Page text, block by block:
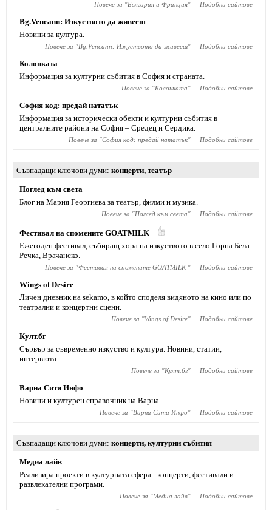
Повече за "България и Франция" Подобни сайтове
Bg.Vencann: Изкуството да живееш
Новини за култура.
Повече за "Bg.Vencann: Изкуството да живееш" Подобни сайтове
Колонката
Информация за културни събития в София и страната.
Повече за "Колонката" Подобни сайтове
София код: предай нататък
Информация за исторически обекти и културни събития в
централните райони на София – Средец и Сердика.
Повече за "София код: предай нататък" Подобни сайтове
Съвпадащи ключови думи концерти, театър
Поглед към света
Блог на Мария Георгиева за театър, филми и музика.
Повече за "Поглед към света" Подобни сайтове
Фестивал на спомените GOATMILK
Ежегоден фестивал, събиращ хора на изкуството в село Горна Бела
Речка, Врачанско.
Повече за "Фестивал на спомените GOATMILK " Подобни сайтове
Wings of Desire
Личен дневник на sekamo, в който споделя видяното на кино или по
театрални и концертни сцени.
Повече за "Wings of Desire" Подобни сайтове
Култ.бг
Сървър за съвременно изкуство и култура. Новини, статии,
интервюта.
Повече за "Култ.бг" Подобни сайтове
Варна Сити Инфо
Новини и културен справочник на Варна.
Повече за "Варна Сити Инфо" Подобни сайтове
Съвпадащи ключови думи концерти, културни събития
Медиа лайв
Реализира проекти в културната сфера - концерти, фестивали и
развлекателни програми.
Повече за "Медиа лайв" Подобни сайтове